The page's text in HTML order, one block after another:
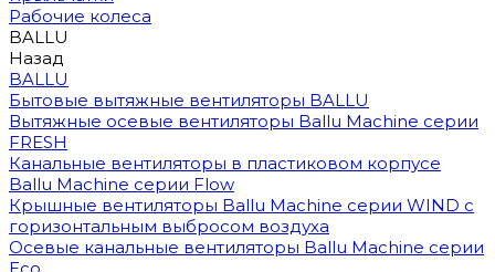
Рабочие колеса
BALLU
Назад
BALLU
Бытовые вытяжные вентиляторы BALLU
Вытяжные осевые вентиляторы Ballu Machine серии
FRESH
Канальные вентиляторы в пластиковом корпусе
Ballu Machine серии Flow
Крышные вентиляторы Ballu Machine серии WIND с
горизонтальным выбросом воздуха
Осевые канальные вентиляторы Ballu Machine серии